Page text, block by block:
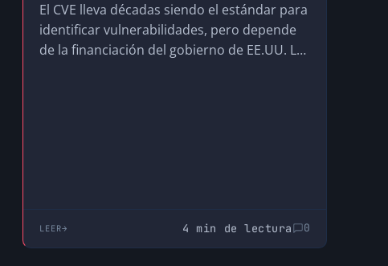
El CVE lleva décadas siendo el estándar para
identificar vulnerabilidades, pero depende
de la financiación del gobierno de EE.UU. La
LEER 4 min de lectura 0